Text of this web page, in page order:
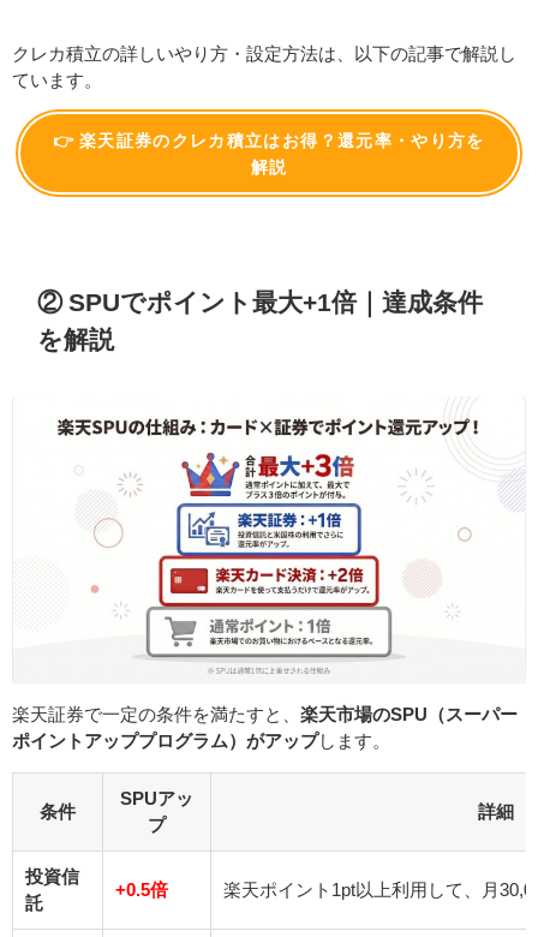
クレカ積立の詳しいやり方・設定方法は、以下の記事で解説し
ています。
👉 楽天証券のクレカ積立はお得？還元率・やり方を
解説
② SPUでポイント最大+1倍｜達成条件
を解説
楽天証券で一定の条件を満たすと、 楽天市場のSPU（スーパー
ポイントアッププログラム）がアップします。
条件
SPUアッ
プ
詳細
投資信
託
+0.5倍 楽天ポイント1pt以上利用して、月